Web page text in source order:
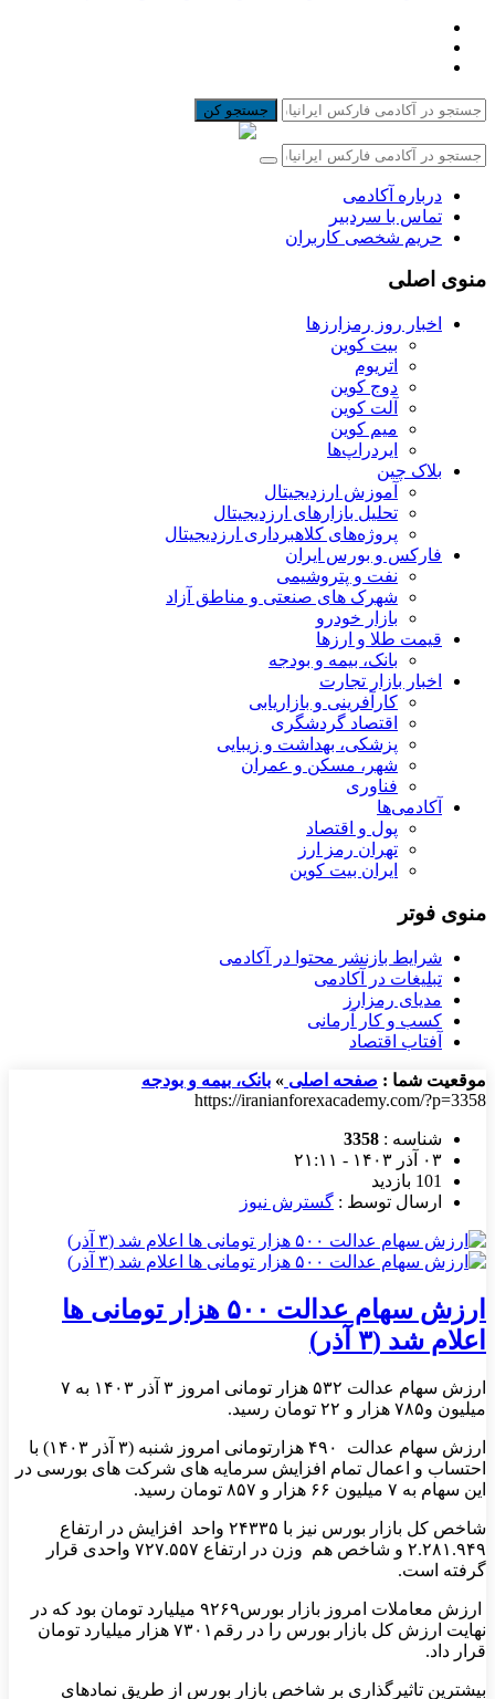
جستجو کن
درباره آکادمی
تماس با سردبیر
حریم شخصی کاربران
منوی اصلی
اخبار روز رمزارزها
بیت کوین
اتریوم
دوج کوین
آلت کوین
میم کوین‌
ایردراپ‌ها
بلاک چین
آموزش ارزدیجیتال
تحلیل بازارهای ارزدیجیتال
پروژه‌های کلاهبرداری ارزدیجیتال
فارکس و بورس ایران
نفت و پتروشیمی
شهرک های صنعتی و مناطق آزاد
بازار خودرو
قیمت طلا و ارزها
بانک، بیمه و بودجه
اخبار بازار تجارت
کارآفرینی و بازاریابی
اقتصاد گردشگری
پزشکی، بهداشت و زیبایی
شهر، مسکن و عمران
فناوری
آکادمی‌ها
پول و اقتصاد
تهران رمز ارز
ایران بیت کوین
منوی فوتر
شرایط بازنشر محتوا در آکادمی
تبلیغات در آکادمی
مدیای رمزارز
کسب و کار آرمانی
آفتاب اقتصاد
موقعیت شما : صفحه اصلی » بانک، بیمه و بودجه
https://iranianforexacademy.com/?p=3358
شناسه : 3358
۰۳ آذر ۱۴۰۳ - ۲۱:۱۱
101 بازدید
ارسال توسط : گسترش نیوز
ارزش سهام عدالت ۵۰۰ هزار تومانی ها
اعلام شد (۳ آذر)
ارزش سهام عدالت ۵۳۲ هزار تومانی امروز ۳ آذر ۱۴۰۳ به ۷
میلیون و۷۸۵ هزار و ۲۲ تومان رسید.
ارزش سهام عدالت ۴۹۰ هزارتومانی امروز شنبه (۳ آذر ۱۴۰۳) با
احتساب و اعمال تمام افزایش سرمایه های شرکت های بورسی در
این سهام به ۷ میلیون ۶۶ هزار و ۸۵۷ تومان رسید.
شاخص کل بازار بورس نیز با ۲۴۳۳۵ واحد افزایش در ارتفاع
۲.۲۸۱.۹۴۹ و شاخص هم وزن در ارتفاع ۷۲۷.۵۵۷ واحدی قرار
گرفته است.
ارزش معاملات امروز بازار بورس۹۲۶۹ میلیارد تومان بود که در
نهایت ارزش کل بازار بورس را در رقم۷۳۰۱ هزار میلیارد تومان
قرار داد.
بیشترین تاثیرگذاری بر شاخص بازار بورس از طریق نمادهای